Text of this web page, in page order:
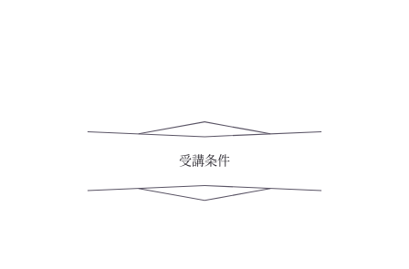
受講条件